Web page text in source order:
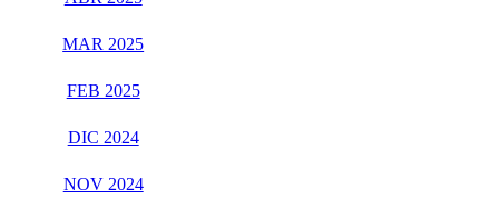
MAR 2025
FEB 2025
DIC 2024
NOV 2024